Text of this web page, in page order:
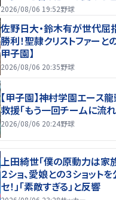
2026/08/06 19:52野球
佐野日大・鈴木有が世代
勝利！聖隷クリストファー
甲子園】
2026/08/06 20:35野球
【甲子園】神村学園エース
救援「もう一回チームに流れ
2026/08/06 20:24野球
上田綺世「僕の原動力は家
２ショ、愛娘との３ショッ
セ！」「素敵すぎる」と反響